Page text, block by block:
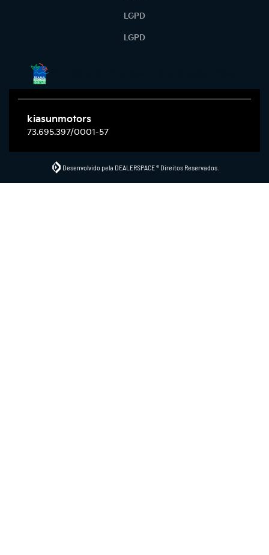
LGPD
LGPD
kiasunmotors
73.695.397/0001-57
Desenvolvido pela DEALERSPACE ® Direitos Reservados.